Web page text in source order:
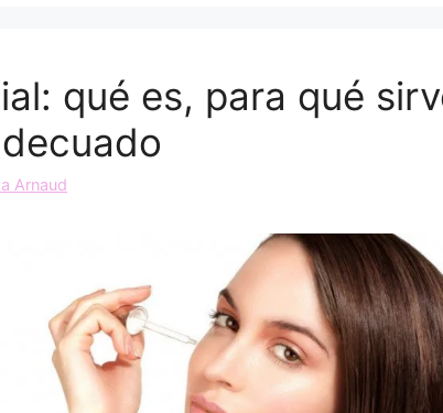
qué es, para qué
Arnaud